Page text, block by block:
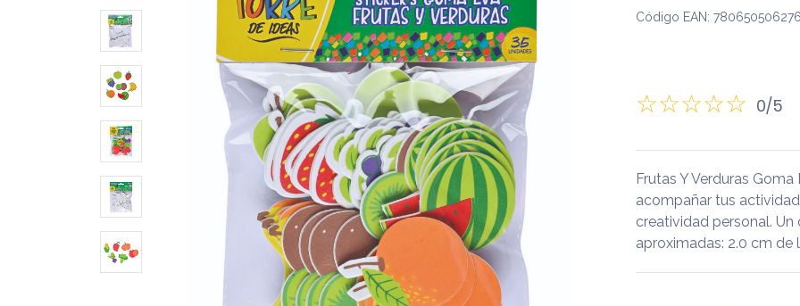
Código EAN:
0/5
Frutas Y Verduras
acompañar tus
creatividad personal.
aproximadas: 2.0 cm de